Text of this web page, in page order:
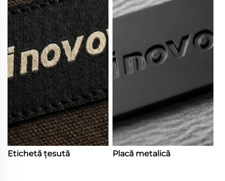
Etichetă țesută Placă metalică